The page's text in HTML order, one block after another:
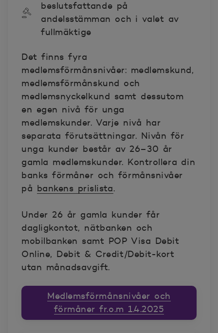
beslutsfattande på
andelsstämman och i valet av
fullmäktige
Det finns fyra
medlemsförmånsnivåer: medlemskund,
medlemsförmånskund och
medlemsnyckelkund samt dessutom
en egen nivå för unga
medlemskunder. Varje nivå har
separata förutsättningar. Nivån för
unga kunder består av 26–30 år
gamla medlemskunder. Kontrollera din
banks förmåner och förmånsnivåer
på bankens prislista.
Under 26 år gamla kunder får
dagligkontot, nätbanken och
mobilbanken samt POP Visa Debit
Online, Debit & Credit/Debit-kort
utan månadsavgift.
Medlemsförmånsnivåer och
förmåner fr.o.m 1.4.2025